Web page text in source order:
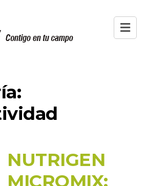
NUTRIGEN
MICROMIX: